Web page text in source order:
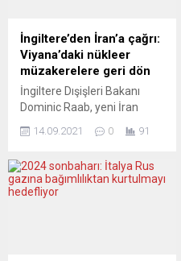
İngiltere’den İran’a çağrı:
Viyana’daki nükleer
müzakerelere geri dön
İngiltere Dışişleri Bakanı
Dominic Raab, yeni İran
Abdullahiyan ile yaptığı ilk
Avusturya’nın başkenti
Viyana’da yapılan nükleer
14.09.2021 0 91